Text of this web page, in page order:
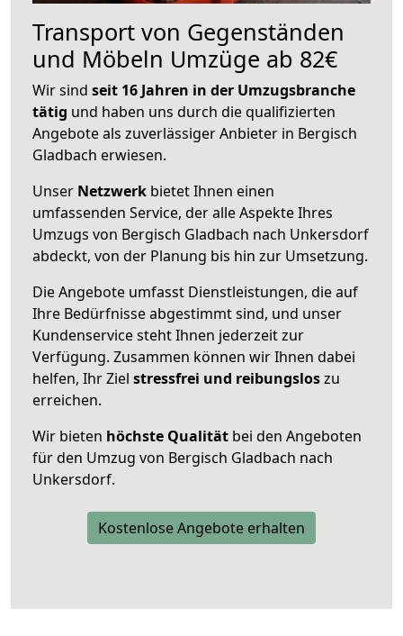
Transport von Gegenständen
und Möbeln Umzüge ab 82€
Wir sind seit 16 Jahren in der Umzugsbranche
tätig und haben uns durch die qualifizierten
Angebote als zuverlässiger Anbieter in Bergisch
Gladbach erwiesen.
Unser Netzwerk bietet Ihnen einen
umfassenden Service, der alle Aspekte Ihres
Umzugs von Bergisch Gladbach nach Unkersdorf
abdeckt, von der Planung bis hin zur Umsetzung.
Die Angebote umfasst Dienstleistungen, die auf
Ihre Bedürfnisse abgestimmt sind, und unser
Kundenservice steht Ihnen jederzeit zur
Verfügung. Zusammen können wir Ihnen dabei
helfen, Ihr Ziel stressfrei und reibungsloszu
erreichen.
Wir bieten höchste Qualität bei den Angeboten
für den Umzug von Bergisch Gladbach nach
Unkersdorf.
Kostenlose Angebote erhalten